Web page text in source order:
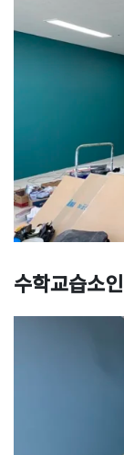
수학교습소